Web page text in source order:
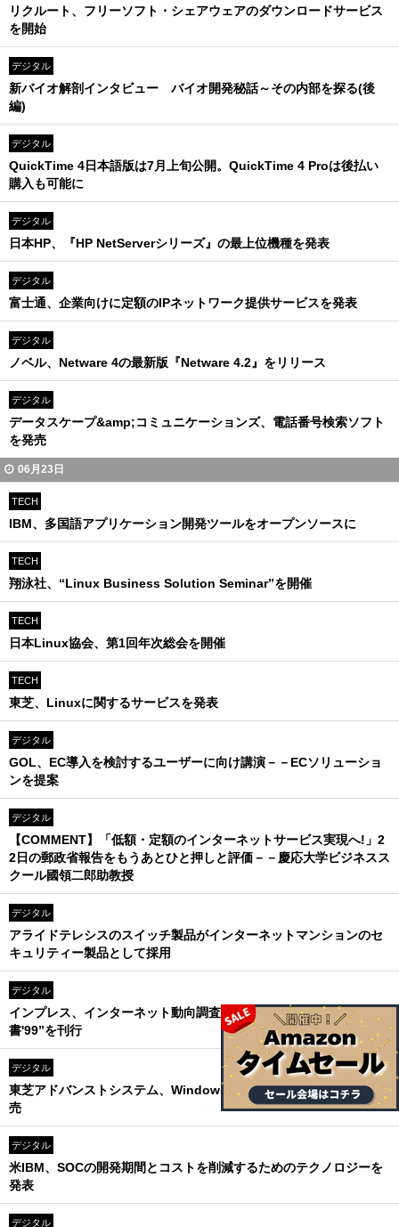
リクルート、フリーソフト・シェアウェアのダウンロードサービス
を開始
デジタル
新バイオ解剖インタビュー バイオ開発秘話～その内部を探る(後
編)
デジタル
QuickTime 4日本語版は7月上旬公開。QuickTime 4 Proは後払い
購入も可能に
デジタル
日本HP、『HP NetServerシリーズ』の最上位機種を発表
デジタル
富士通、企業向けに定額のIPネットワーク提供サービスを発表
デジタル
ノベル、Netware 4の最新版『Netware 4.2』をリリース
デジタル
データスケープ&amp;コミュニケーションズ、電話番号検索ソフト
を発売
06月23日
TECH
IBM、多国語アプリケーション開発ツールをオープンソースに
TECH
翔泳社、“Linux Business Solution Seminar”を開催
TECH
日本Linux協会、第1回年次総会を開催
TECH
東芝、Linuxに関するサービスを発表
デジタル
GOL、EC導入を検討するユーザーに向け講演－－ECソリューショ
ンを提案
デジタル
【COMMENT】「低額・定額のインターネットサービス実現へ!」2
2日の郵政省報告をもうあとひと押しと評価－－慶応大学ビジネスス
クール國領二郎助教授
デジタル
アライドテレシスのスイッチ製品がインターネットマンションのセ
キュリティー製品として採用
デジタル
インプレス、インターネット動向調査をまとめた“インターネット白
書'99”を刊行
デジタル
東芝アドバンストシステム、Windows対応のXMLエディターを発
売
デジタル
米IBM、SOCの開発期間とコストを削減するためのテクノロジーを
発表
デジタル